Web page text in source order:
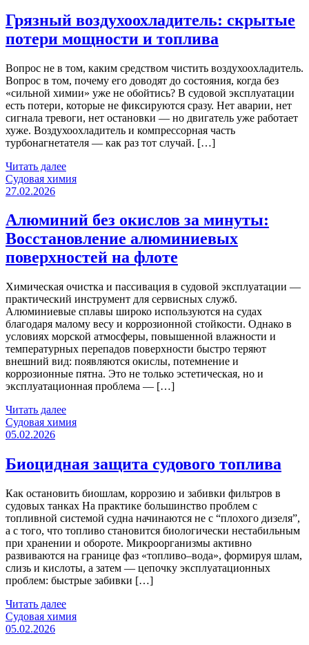
Грязный воздухоохладитель: скрытые
потери мощности и топлива
Вопрос не в том, каким средством чистить воздухоохладитель.
Вопрос в том, почему его доводят до состояния, когда без
«сильной химии» уже не обойтись? В судовой эксплуатации
есть потери, которые не фиксируются сразу. Нет аварии, нет
сигнала тревоги, нет остановки — но двигатель уже работает
хуже. Воздухоохладитель и компрессорная часть
турбонагнетателя — как раз тот случай. […]
Читать далее
Категории
Судовая химия
27.02.2026
Алюминий без окислов за минуты:
Восстановление алюминиевых
поверхностей на флоте
Химическая очистка и пассивация в судовой эксплуатации —
практический инструмент для сервисных служб.
Алюминиевые сплавы широко используются на судах
благодаря малому весу и коррозионной стойкости. Однако в
условиях морской атмосферы, повышенной влажности и
температурных перепадов поверхности быстро теряют
внешний вид: появляются окислы, потемнение и
коррозионные пятна. Это не только эстетическая, но и
эксплуатационная проблема — […]
Читать далее
Категории
Судовая химия
05.02.2026
Биоцидная защита судового топлива
Как остановить биошлам, коррозию и забивки фильтров в
судовых танках На практике большинство проблем с
топливной системой судна начинаются не с “плохого дизеля”,
а с того, что топливо становится биологически нестабильным
при хранении и обороте. Микроорганизмы активно
развиваются на границе фаз «топливо–вода», формируя шлам,
слизь и кислоты, а затем — цепочку эксплуатационных
проблем: быстрые забивки […]
Читать далее
Категории
Судовая химия
05.02.2026